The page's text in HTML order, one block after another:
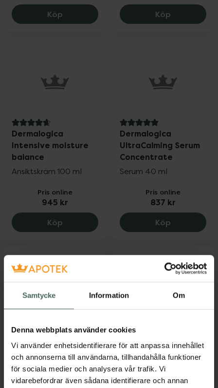
Samtycke Information Om
Denna webbplats använder cookies
Vi använder enhetsidentifierare för att anpassa innehållet
och annonserna till användarna, tillhandahålla funktioner
för sociala medier och analysera vår trafik. Vi
vidarebefordrar även sådana identifierare och annan
Köp Dermalogica Dynamic Skin Retinol
Köp
4.7 av 5 i omdöme
Dermalogica
Intensive moisture
balance
Ansiktskräm 100 ml
Pris online
945 kr
Köp Dermalogica Intensive moisture
5 av 5 i omdöme
Dermalogica
UltraCalming Serum
Concentrate
Serum 40 ml
Pris online
837 kr
Köp
5 av 5 i omdöme
Dermalogica Super
rich repair
Ansiktskräm 50 ml
Dermalogica Smart
Response Serum
Ansiktsserum, 30 ml